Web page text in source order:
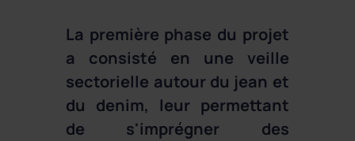
La première phase du projet
a consisté en une veille
sectorielle autour du jean et
du denim, leur permettant
de s'imprégner des